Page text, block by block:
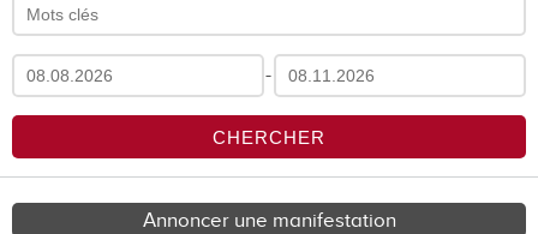
-
Annoncer une manifestation